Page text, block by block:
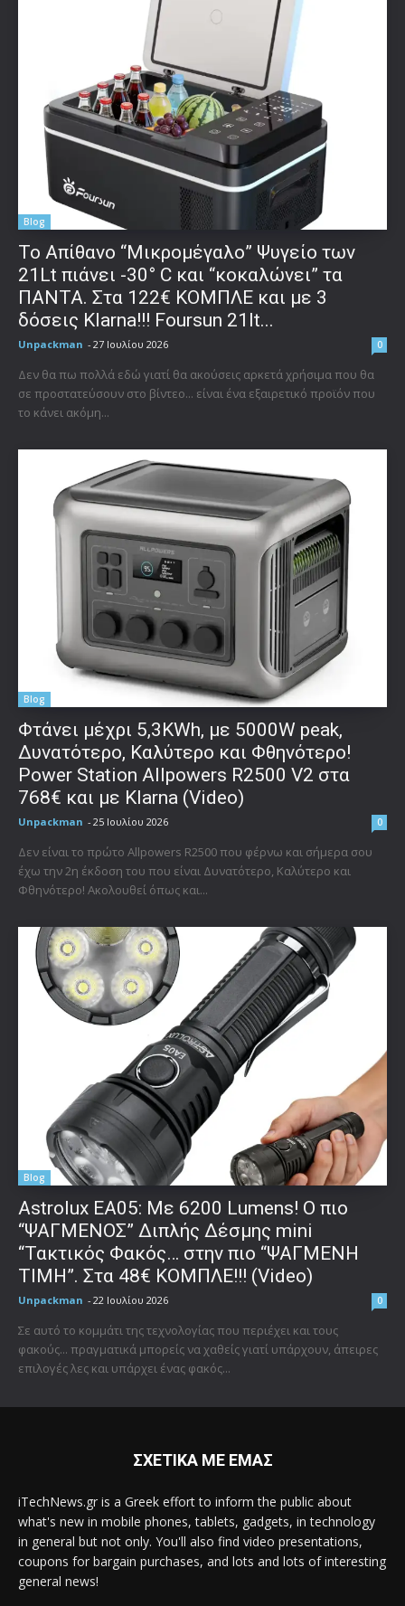
Blog
Το Απίθανο “Μικρομέγαλο” Ψυγείο των
21Lt πιάνει -30° C και “κοκαλώνει” τα
ΠΑΝΤΑ. Στα 122€ ΚΟΜΠΛΕ και με 3
δόσεις Klarna!!! Foursun 21lt...
Unpackman - 27 Ιουλίου 2026 0
Δεν θα πω πολλά εδώ γιατί θα ακούσεις αρκετά χρήσιμα που θα
σε προστατεύσουν στο βίντεο... είναι ένα εξαιρετικό προϊόν που
το κάνει ακόμη...
Blog
Φτάνει μέχρι 5,3KWh, με 5000W peak,
Δυνατότερο, Καλύτερο και Φθηνότερο!
Power Station Allpowers R2500 V2 στα
768€ και με Klarna (Video)
Unpackman - 25 Ιουλίου 2026 0
Δεν είναι το πρώτο Allpowers R2500 που φέρνω και σήμερα σου
έχω την 2η έκδοση του που είναι Δυνατότερο, Καλύτερο και
Φθηνότερο! Ακολουθεί όπως και...
Blog
Astrolux ΕΑ05: Με 6200 Lumens! Ο πιο
“ΨΑΓΜΕΝΟΣ” Διπλής Δέσμης mini
“Τακτικός Φακός… στην πιο “ΨΑΓΜΕΝΗ
ΤΙΜΗ”. Στα 48€ ΚΟΜΠΛΕ!!! (Video)
Unpackman - 22 Ιουλίου 2026 0
Σε αυτό το κομμάτι της τεχνολογίας που περιέχει και τους
φακούς... πραγματικά μπορείς να χαθείς γιατί υπάρχουν, άπειρες
επιλογές λες και υπάρχει ένας φακός...
ΣΧΕΤΙΚΑ ΜΕ ΕΜΑΣ
iTechNews.gr is a Greek effort to inform the public about
what's new in mobile phones, tablets, gadgets, in technology
in general but not only. You'll also find video presentations,
coupons for bargain purchases, and lots and lots of interesting
general news!